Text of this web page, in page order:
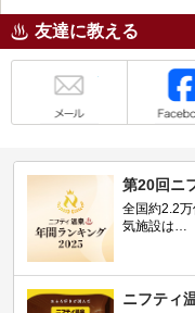
友達に教える
第20回ニ
全国約2.2
気施設は…
ニフティ